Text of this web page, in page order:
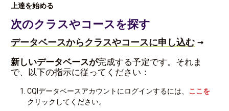
上達を始める
次のクラスやコースを探す
データベースからクラスやコースに申し込む
新しいデータベースが完成する予定です。それま
で、以下の指示に従ってください：
CQIデータベースアカウントにログインするには、 ここを
クリックしてください。